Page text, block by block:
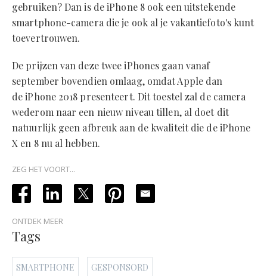
gebruiken? Dan is de iPhone 8 ook een uitstekende
smartphone-camera die je ook al je vakantiefoto's kunt
toevertrouwen.
De prijzen van deze twee iPhones gaan vanaf
september bovendien omlaag, omdat Apple dan
de iPhone 2018 presenteert. Dit toestel zal de camera
wederom naar een nieuw niveau tillen, al doet dit
natuurlijk geen afbreuk aan de kwaliteit die de iPhone
X en 8 nu al hebben.
ZEG HET VOORT...
ONTDEK MEER
Tags
SMARTPHONE GESPONSORD